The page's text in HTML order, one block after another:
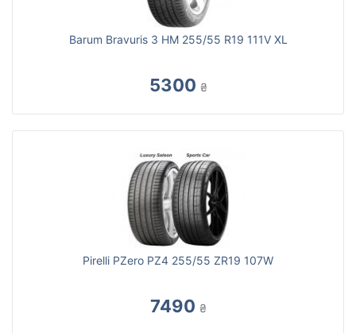
Barum Bravuris 3 HM 255/55 R19 111V XL
5300 ₴
Pirelli PZero PZ4 255/55 ZR19 107W
7490 ₴